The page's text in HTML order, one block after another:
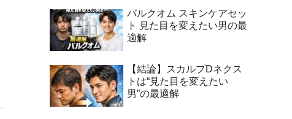
バルクオム スキンケアセッ
ト 見た目を変えたい男の最
適解
【結論】スカルプDネクス
トは“見た目を変えたい
男”の最適解